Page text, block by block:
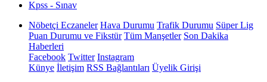
Kpss - Sınav
Nöbetçi Eczaneler Hava Durumu Trafik Durumu Süper Lig
Puan Durumu ve Fikstür Tüm Manşetler Son Dakika
Haberleri
Facebook Twitter Instagram
Künye İletişim RSS Bağlantıları Üyelik Girişi